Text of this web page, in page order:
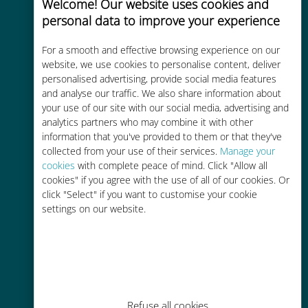
Welcome! Our website uses cookies and
personal data to improve your experience
For a smooth and effective browsing experience on our
website, we use cookies to personalise content, deliver
personalised advertising, provide social media features
and analyse our traffic. We also share information about
your use of our site with our social media, advertising and
analytics partners who may combine it with other
information that you've provided to them or that they've
collected from your use of their services. Manage your
cookies with complete peace of mind. Click "Allow all
cookies" if you agree with the use of all of our cookies. Or
click "Select" if you want to customise your cookie
settings on our website.
Refuse all cookies
Uygun maliyetli
Mevcut operatörünüzle dolaşım
ücretlerinden %90'a kadar daha
ucuz
Kolay doldurma
Ubigi uygulaması aracılığıyla her